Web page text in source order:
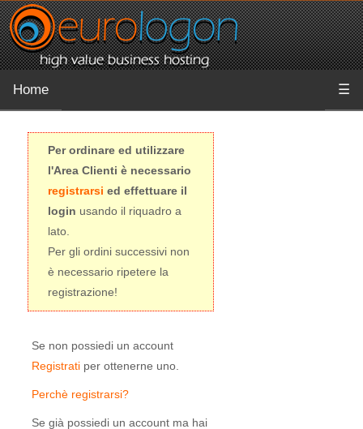
Home ☰
Per ordinare ed utilizzare
l'Area Clienti è necessario
registrarsi ed effettuare il
login usando il riquadro a
lato.
Per gli ordini successivi non
è necessario ripetere la
registrazione!
Se non possiedi un account
Registrati per ottenerne uno.
Perchè registrarsi?
Se già possiedi un account ma hai